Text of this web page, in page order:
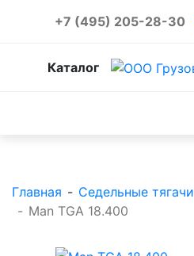
+7 (495) 205-28-30
Каталог
Главная - Седельные тягачи
- Man TGA 18.400